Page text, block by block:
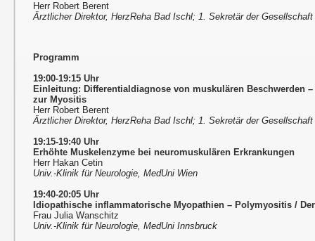
Herr Robert Berent
Ärztlicher Direktor, HerzReha Bad Ischl; 1. Sekretär der
Programm
19:00-19:15 Uhr
Einleitung: Differentialdiagnose von muskulären Beschwerden–
zur Myositis
Herr Robert Berent
Ärztlicher Direktor, HerzReha Bad Ischl; 1. Sekretär der
19:15-19:40 Uhr
Erhöhte Muskelenzyme bei neuromuskulären Erkrankungen
Herr Hakan Cetin
Univ.-Klinik für Neurologie, MedUni Wien
19:40-20:05 Uhr
Idiopathische inflammatorische Myopathien – Polymyositis /
Frau Julia Wanschitz
Univ.-Klinik für Neurologie, MedUni Innsbruck